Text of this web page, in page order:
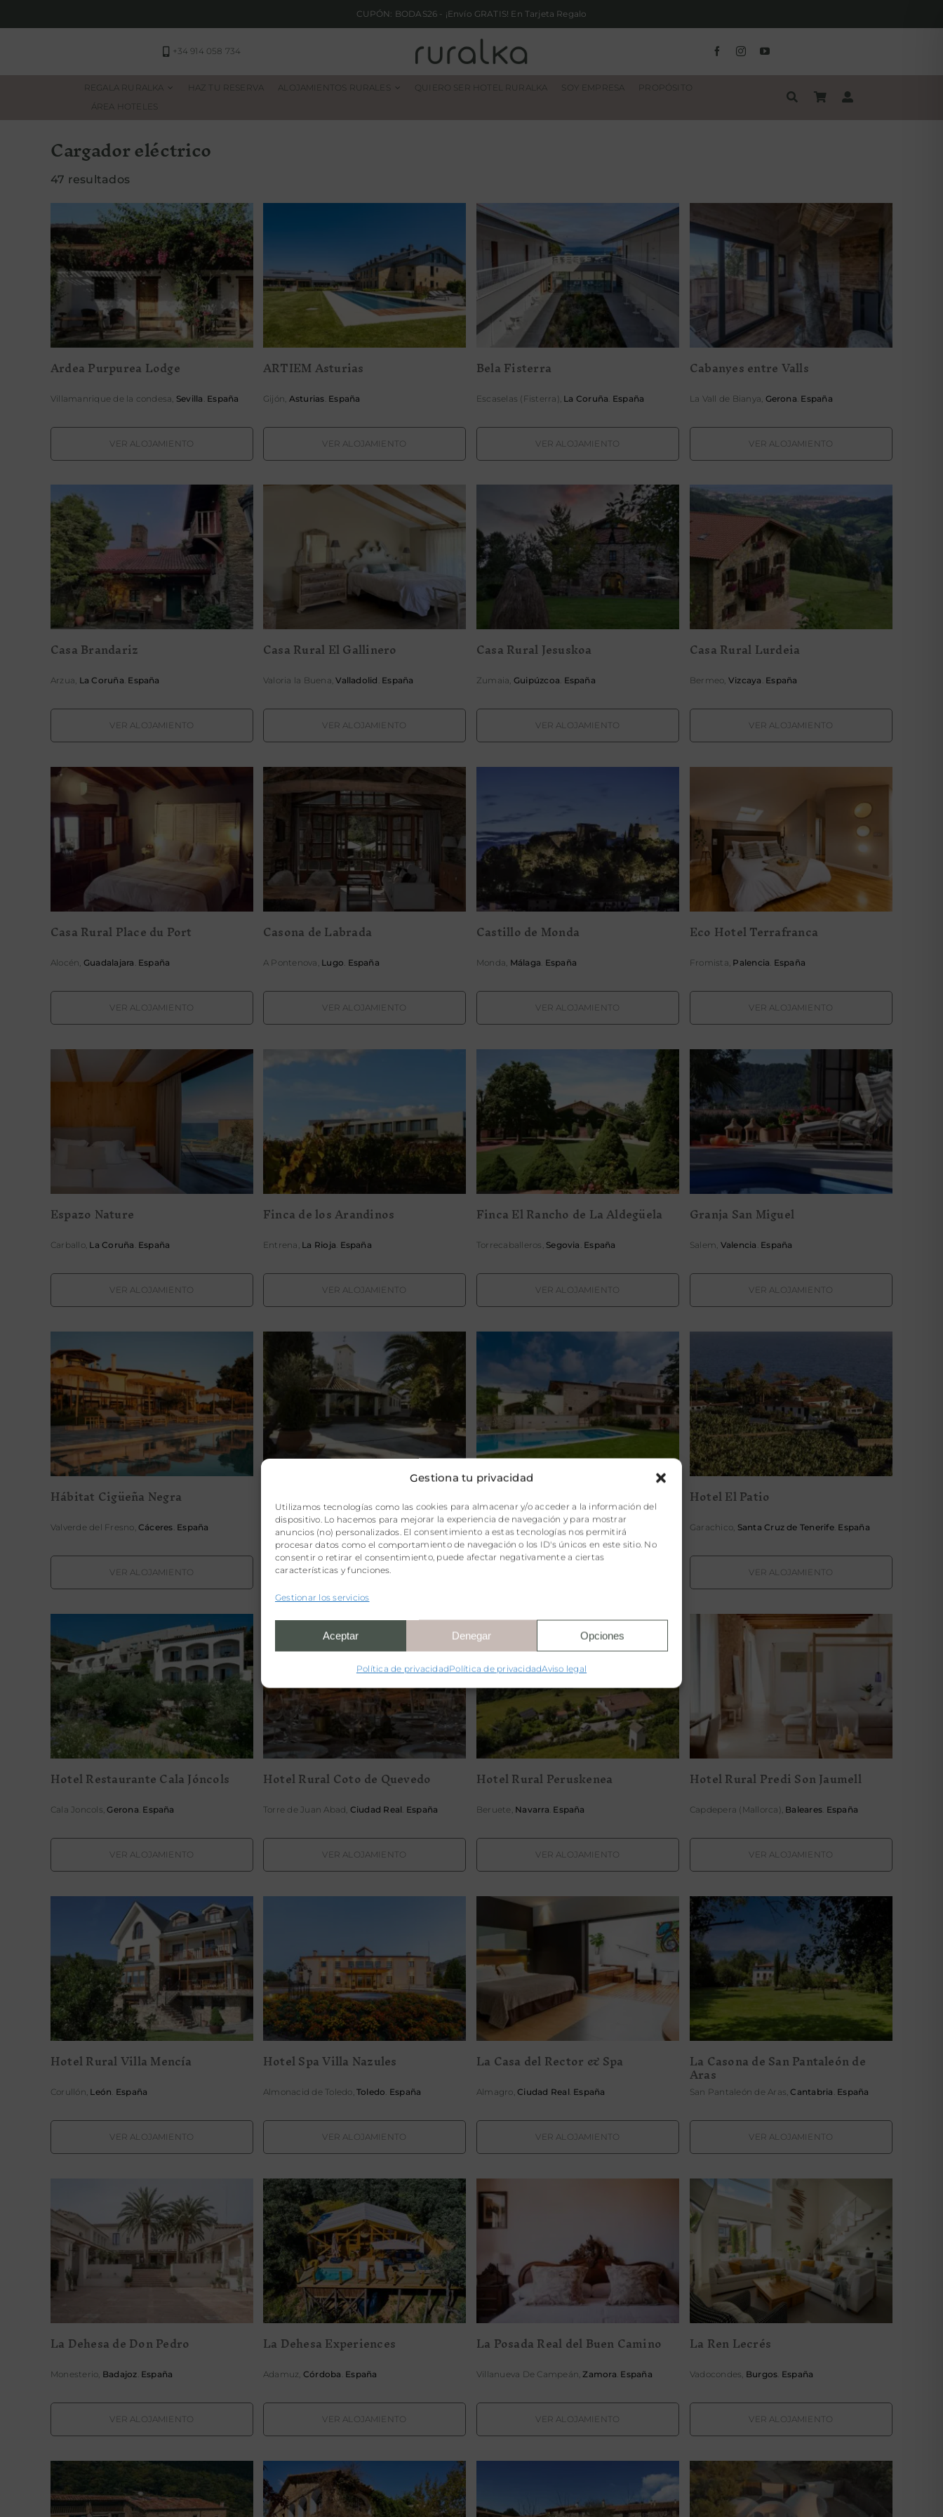
Gestiona tu privacidad
Utilizamos tecnologías como las cookies para almacenar y/o acceder a la información del
dispositivo. Lo hacemos para mejorar la experiencia de navegación y para mostrar
anuncios (no) personalizados. El consentimiento a estas tecnologías nos permitirá
procesar datos como el comportamiento de navegación o los ID's únicos en este sitio. No
consentir o retirar el consentimiento, puede afectar negativamente a ciertas
características y funciones.
Gestionar los servicios
Aceptar Denegar Opciones
Política de privacidadPolítica de privacidadAviso legal
al
CUPÓN: BODAS26 - ¡Envío GRATIS! En Tarjeta Regalo
+34 914 058 734
REGALA RURALKA HAZ TU RESERVA ALOJAMIENTOS RURALES QUIERO SER HOTEL RURALKA SOY EMPRESA
PROPÓSITO
ÁREA HOTELES
Cargador eléctrico
47 resultados
Ardea Purpurea Lodge
Ardea Purpurea Lodge
Villamanrique de la condesa, Sevilla España
VER ALOJAMIENTO
ARTIEM Asturias
ARTIEM Asturias
Gijón, Asturias España
VER ALOJAMIENTO
Bela Fisterra
Bela Fisterra
Escaselas (Fisterra), La Coruña España
VER ALOJAMIENTO
Cabanyes entre Valls
Cabanyes entre Valls
La Vall de Bianya, Gerona España
VER ALOJAMIENTO
Casa Brandariz
Casa Brandariz
Arzua, La Coruña España
VER ALOJAMIENTO
Casa Rural El Gallinero
Casa Rural El Gallinero
Valoria la Buena,Valladolid España
VER ALOJAMIENTO
Casa Rural Jesuskoa
Casa Rural Jesuskoa
Zumaia, Guipúzcoa España
VER ALOJAMIENTO
Casa Rural Lurdeia
Casa Rural Lurdeia
Bermeo, Vizcaya España
VER ALOJAMIENTO
Casa Rural Place du Port
Casa Rural Place du Port
Alocén, Guadalajara España
VER ALOJAMIENTO
Casona de Labrada
Casona de Labrada
A Pontenova, Lugo España
VER ALOJAMIENTO
Castillo de Monda
Castillo de Monda
Monda, Málaga España
VER ALOJAMIENTO
Eco Hotel Terrafranca
Eco Hotel Terrafranca
Fromista, Palencia España
VER ALOJAMIENTO
Espazo Nature
Espazo Nature
Carballo, La Coruña España
VER ALOJAMIENTO
Finca de los Arandinos
Finca de los Arandinos
Entrena, La Rioja España
VER ALOJAMIENTO
Finca El Rancho de La
Aldegüela
Finca El Rancho de La Aldegüela
Torrecaballeros, Segovia España
VER ALOJAMIENTO
Granja San Miguel
Granja San Miguel
Salem, Valencia España
VER ALOJAMIENTO
Hábitat Cigüeña Negra
Hábitat Cigüeña Negra
Valverde del Fresno, Cáceres España
VER ALOJAMIENTO
Hotel & Spa La Salve
Torrijos, Toledo .España
VER ALOJAMIENTO
Hotel Can Clotas
Hotel Can Clotas
Cistella, Gerona. España
Hotel El Patio
Hotel El Patio
Garachico, Santa Cruz de Tenerife. España
VER ALOJAMIENTO
Hotel Restaurante Cala
Jóncols
Hotel Restaurante Cala Jóncols
Cala Joncols,Gerona España
VER ALOJAMIENTO
Hotel Rural Coto de
Quevedo
Hotel Rural Coto de Quevedo
Torre de Juan Abad, Ciudad Real España
VER ALOJAMIENTO
Hotel Rural Peruskenea
Hotel Rural Peruskenea
Beruete, Navarra España
VER ALOJAMIENTO
Hotel Rural Predi Son
Hotel Rural Predi Son Jaumell
Capdepera (Mallorca), Baleares España
VER ALOJAMIENTO
Hotel Rural Villa Mencía
Hotel Rural Villa Mencía
Corullón, León España
VER ALOJAMIENTO
Hotel Spa Villa Nazules
Hotel Spa Villa Nazules
Almonacid de Toledo, Toledo España
VER ALOJAMIENTO
La Casa del Rector & Spa
La Casa del Rector & Spa
Almagro,Ciudad Real España
VER ALOJAMIENTO
La Casona de San
Pantaleón de Aras
La Casona de San Pantaleón de
Aras
San Pantaleón de Aras,Cantabria España
VER ALOJAMIENTO
La Dehesa de Don Pedro
La Dehesa de Don Pedro
Monesterio, Badajoz España
VER ALOJAMIENTO
La Dehesa Experiences
La Dehesa Experiences
Adamuz, Córdoba España
VER ALOJAMIENTO
La Posada Real del Buen
Camino
La Posada Real del Buen Camino
Villanueva De Campeán, Zamora España
VER ALOJAMIENTO
La Ren Lecrés
La Ren Lecrés
Vadocondes, Burgos España
VER ALOJAMIENTO